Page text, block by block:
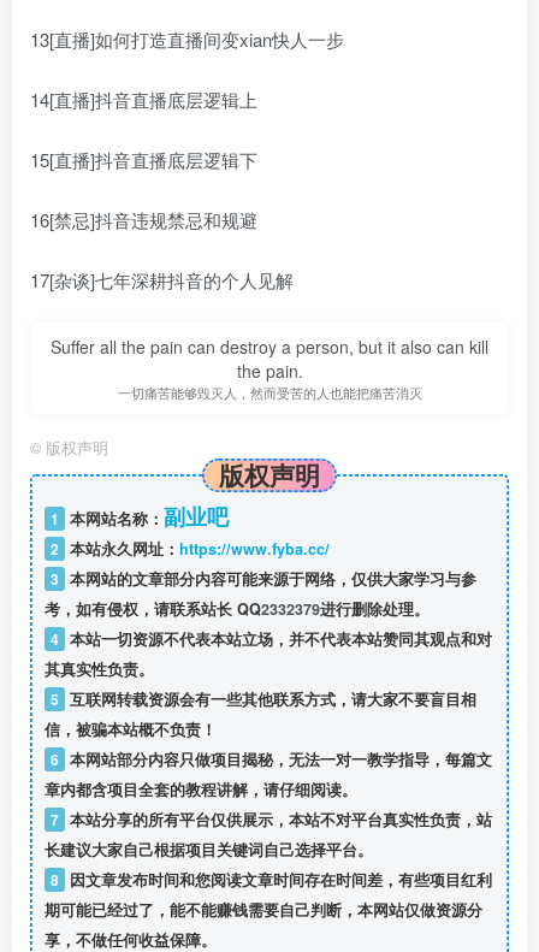
13[直播]如何打造直播间变xian快人一步
14[直播]抖音直播底层逻辑上
15[直播]抖音直播底层逻辑下
16[禁忌]抖音违规禁忌和规避
17[杂谈]七年深耕抖音的个人见解
Suffer all the pain can destroy a person, but it also can kill
the pain.
一切痛苦能够毁灭人，然而受苦的人也能把痛苦消灭
© 版权声明
版权声明
1 本网站名称： 副业吧
2 本站永久网址： https://www.fyba.cc/
3 本网站的文章部分内容可能来源于网络，仅供大家学习与参
考，如有侵权，请联系站长 QQ2332379进行删除处理。
4 本站一切资源不代表本站立场，并不代表本站赞同其观点和对
其真实性负责。
5 互联网转载资源会有一些其他联系方式，请大家不要盲目相
信，被骗本站概不负责！
6 本网站部分内容只做项目揭秘，无法一对一教学指导，每篇文
章内都含项目全套的教程讲解，请仔细阅读。
7 本站分享的所有平台仅供展示，本站不对平台真实性负责，站
长建议大家自己根据项目关键词自己选择平台。
8 因文章发布时间和您阅读文章时间存在时间差，有些项目红利
期可能已经过了，能不能赚钱需要自己判断，本网站仅做资源分
享，不做任何收益保障。